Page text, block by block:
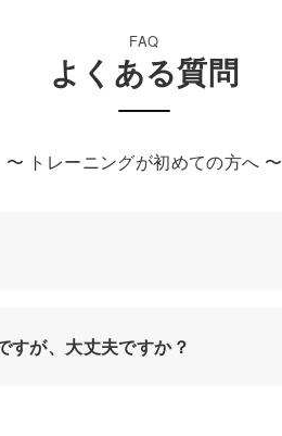
FAQ
よくある質問
〜 トレーニングが初めての方へ 〜
すが、大丈夫ですか？